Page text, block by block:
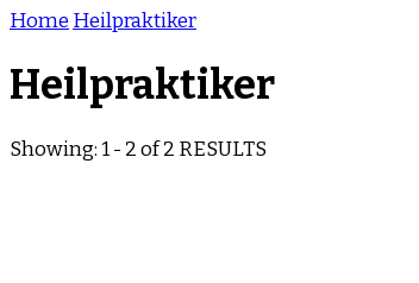
Home Heilpraktiker
Heilpraktiker
Showing: 1 - 2 of 2 RESULTS